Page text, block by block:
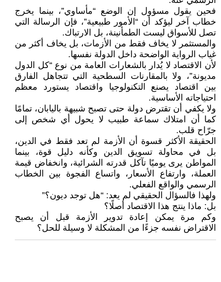
فحين يقول مسؤول إن الوضع “مأساوي”، بينما يخرج
خطاب آخر ليؤكد أن “الأمور طبيعية”، فإن الرسالة التي
تصل للأسواق ليست الطمأنينة، بل الارتباك.
والمستثمر لا يخاف فقط من الأزمات، بل يخاف أكثر من
غياب الرواية الواضحة داخل الدولة نفسها.
لأن الاقتصاد لا يُدار بالشعارات العامة من نوع “كل الدول
مديونة”، ولا بالمقارنات السطحية التي تتجاهل الفارق
بين اقتصاد يصنع التكنولوجيا واقتصاد يستورد معظم
احتياجاته الأساسية.
ولا يكفي أن تقترض دولة حتى تصبح شبيهة باليابان، تمامًا
كما أن امتلاك سماعة طبيب لا يحول أي شخص إلى
جرّاح قلب.
الحقيقة الأكثر قسوة أن الأزمة لم تعد فقط في الدين،
بل في محاولة تسويق الدين وكأنه دليل قوة، بينما
المواطن يرى يوميًا تآكل قدرته الشرائية، وانخفاض قيمة
العملة، وارتفاع الأسعار، واتساع الفجوة بين الخطاب
الرسمي والواقع الفعلي.
ولهذا فالسؤال الحقيقي لم يعد: “هل توجد ديون؟”
بل: ماذا ينتج هذا الاقتصاد أصلًا؟
وكم مرة يمكن إعادة تدوير الأزمة قبل أن يصبح
الاقتراض نفسه جزءًا من المشكلة لا وسيلة للحل؟